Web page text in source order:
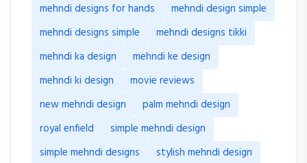
mehndi designs for hands
mehndi design simple
mehndi designs simple
mehndi designs tikki
mehndi ka design
mehndi ke design
mehndi ki design
movie reviews
new mehndi design
palm mehndi design
royal enfield
simple mehndi design
simple mehndi designs
stylish mehndi design